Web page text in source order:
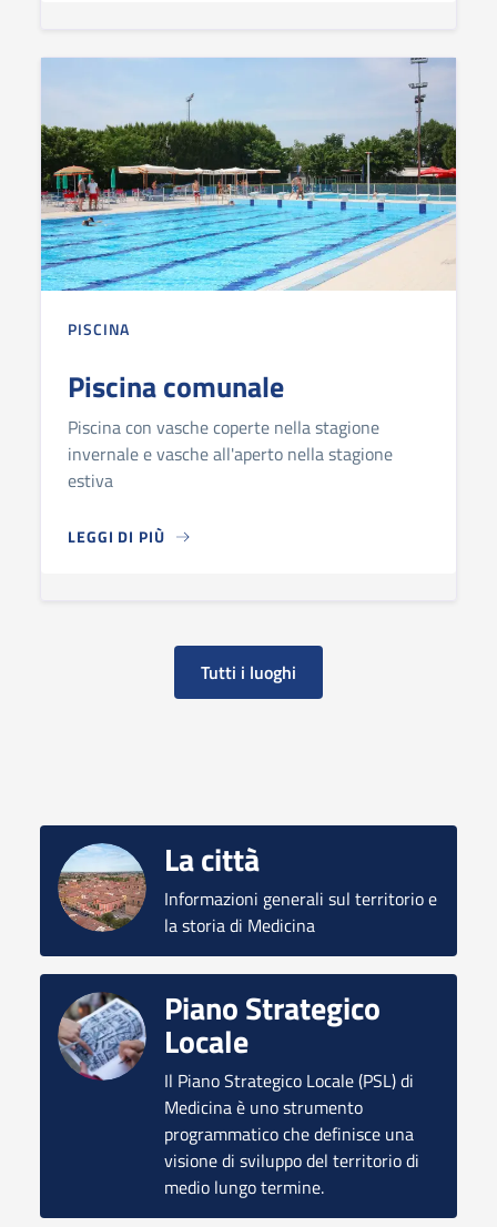
PISCINA
Piscina comunale
Piscina con vasche coperte nella stagione
invernale e vasche all'aperto nella stagione
estiva
LEGGI DI PIÙ
PISCINA COMUNALE
Tutti i luoghi
La città
Informazioni generali sul territorio e
la storia di Medicina
Piano Strategico
Locale
Il Piano Strategico Locale (PSL) di
Medicina è uno strumento
programmatico che definisce una
visione di sviluppo del territorio di
medio lungo termine.